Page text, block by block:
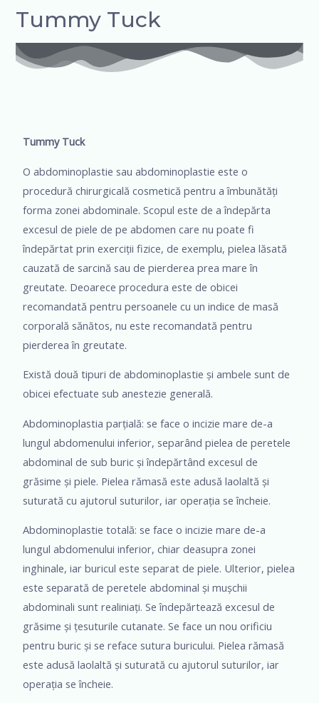
Tummy Tuck
Tummy Tuck
O abdominoplastie sau abdominoplastie este o
procedură chirurgicală cosmetică pentru a îmbunătăți
forma zonei abdominale. Scopul este de a îndepărta
excesul de piele de pe abdomen care nu poate fi
îndepărtat prin exerciții fizice, de exemplu, pielea lăsată
cauzată de sarcină sau de pierderea prea mare în
greutate. Deoarece procedura este de obicei
recomandată pentru persoanele cu un indice de masă
corporală sănătos, nu este recomandată pentru
pierderea în greutate.
Există două tipuri de abdominoplastie și ambele sunt de
obicei efectuate sub anestezie generală.
Abdominoplastia parțială: se face o incizie mare de-a
lungul abdomenului inferior, separând pielea de peretele
abdominal de sub buric și îndepărtând excesul de
grăsime și piele. Pielea rămasă este adusă laolaltă și
suturată cu ajutorul suturilor, iar operația se încheie.
Abdominoplastie totală: se face o incizie mare de-a
lungul abdomenului inferior, chiar deasupra zonei
inghinale, iar buricul este separat de piele. Ulterior, pielea
este separată de peretele abdominal și mușchii
abdominali sunt realiniați. Se îndepărtează excesul de
grăsime și țesuturile cutanate. Se face un nou orificiu
pentru buric și se reface sutura buricului. Pielea rămasă
este adusă laolaltă și suturată cu ajutorul suturilor, iar
operația se încheie.